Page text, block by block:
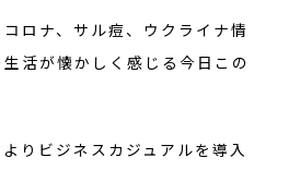
ロナ、サル痘、ウクライナ情
活が懐かしく感じる今日この
りビジネスカジュアルを導入